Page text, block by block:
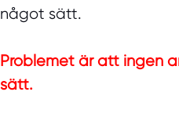
något sätt.
Problemet är att ingen
sätt.